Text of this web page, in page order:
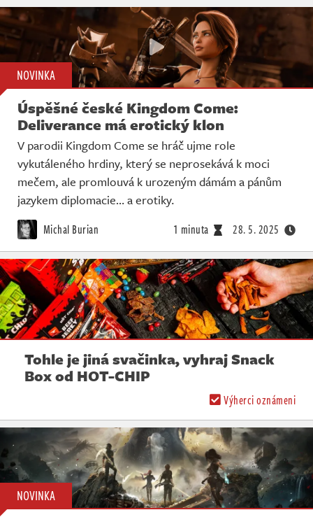
NOVINKA
Úspěšné české Kingdom Come:
Deliverance má erotický klon
V parodii Kingdom Come se hráč ujme role
vykutáleného hrdiny, který se neprosekává k moci
mečem, ale promlouvá k urozeným dámám a pánům
jazykem diplomacie… a erotiky.
Michal Burian 1 minuta 28. 5. 2025
Tohle je jiná svačinka, vyhraj Snack
Box od HOT-CHIP
Výherci oznámeni
NOVINKA